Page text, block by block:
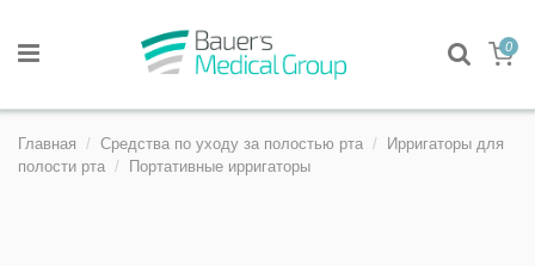
0
Главная Средства по уходу за полостью рта
Ирригаторы для
полости рта
Портативные ирригаторы